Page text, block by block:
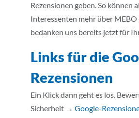
Rezensionen geben. So können
Interessenten mehr über
bedanken uns bereits jetzt für
Links für die
Rezensionen
Ein Klick dann geht es los.
Sicherheit → Google-